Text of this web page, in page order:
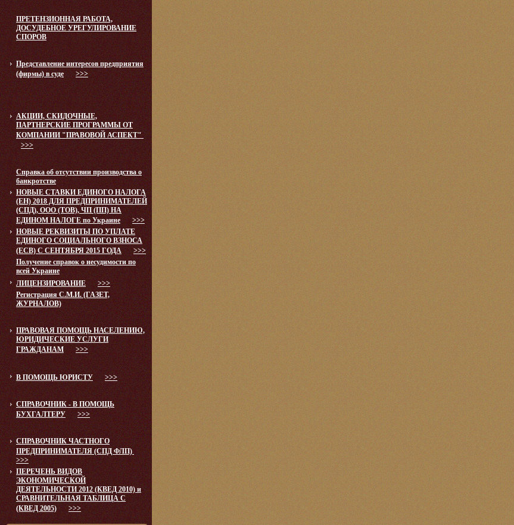
ПРЕТЕНЗИОННАЯ РАБОТА,
ДОСУДЕБНОЕ УРЕГУЛИРОВАНИЕ
СПОРОВ
Представление интересов предприятия
(фирмы) в суде
>>>
АКЦИИ, СКИДОЧНЫЕ,
ПАРТНЕРСКИЕ ПРОГРАММЫ ОТ
КОМПАНИИ "ПРАВОВОЙ АСПЕКТ"
>>>
Справка об отсутствии производства о
банкротстве
НОВЫЕ СТАВКИ ЕДИНОГО НАЛОГА
(ЕН) 2018 ДЛЯ ПРЕДПРИНИМАТЕЛЕЙ
(СПД), ООО (ТОВ), ЧП (ПП) НА
ЕДИНОМ НАЛОГЕ по Украине
>>>
НОВЫЕ РЕКВИЗИТЫ ПО УПЛАТЕ
ЕДИНОГО СОЦИАЛЬНОГО ВЗНОСА
(ЕСВ) С СЕНТЯБРЯ 2015 ГОДА
>>>
Получение справок о несудимости по
всей Украине
ЛИЦЕНЗИРОВАНИЕ
>>>
Регистрация С.М.И. (ГАЗЕТ,
ЖУРНАЛОВ)
ПРАВОВАЯ ПОМОЩЬ НАСЕЛЕНИЮ,
ЮРИДИЧЕСКИЕ УСЛУГИ
ГРАЖДАНАМ
>>>
В ПОМОЩЬ ЮРИСТУ >>>
СПРАВОЧНИК - В ПОМОЩЬ
БУХГАЛТЕРУ
>>>
СПРАВОЧНИК ЧАСТНОГО
ПРЕДПРИНИМАТЕЛЯ (СПД ФЛП)
>>>
ПЕРЕЧЕНЬ ВИДОВ
ЭКОНОМИЧЕСКОЙ
ДЕЯТЕЛЬНОСТИ 2012 (КВЕД 2010) и
СРАВНИТЕЛЬНАЯ ТАБЛИЦА С
(КВЕД 2005)
>>>